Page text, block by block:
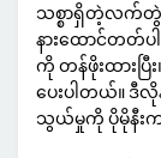
သစ္စာရှိတဲ့လက်တွဲ
နားထောင်တတ်
ကို တန်ဖိုးထားပ
ပေးပါတယ်။ ဒီ
သွယ်မှုကို ပိုမိုနီး